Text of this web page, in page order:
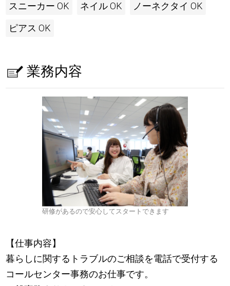
スニーカー OK ネイル OK ノーネクタイ OK
ピアス OK
業務内容
研修があるので安心してスタートできます
【仕事内容】
暮らしに関するトラブルのご相談を電話で受付する
コールセンター事務のお仕事です。